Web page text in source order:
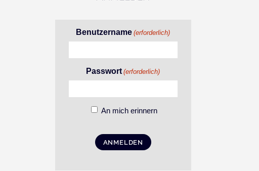
Benutzername (erforderlich)
Passwort (erforderlich)
An mich erinnern